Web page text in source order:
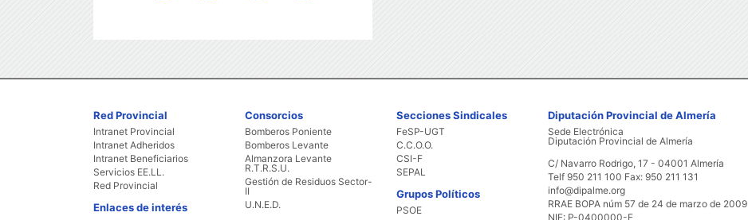
Red Provincial
Intranet Provincial
Intranet Adheridos
Intranet Beneficiarios
Servicios EE.LL.
Red Provincial
Enlaces de interés
Consorcios
Bomberos Poniente
Bomberos Levante
Almanzora Levante
R.T.R.S.U.
Gestión de Residuos Sector-
II
U.N.E.D.
Secciones Sindicales
FeSP-UGT
C.C.O.O.
CSI-F
SEPAL
Grupos Políticos
PSOE
Diputación Provincial de Almería
Sede Electrónica
Diputación Provincial de Almería
C/ Navarro Rodrigo, 17 - 04001 Almería
Telf 950 211 100 Fax: 950 211 131
info@dipalme.org
RRAE BOPA núm 57 de 24 de marzo de 2009
NIF: P-0400000-F